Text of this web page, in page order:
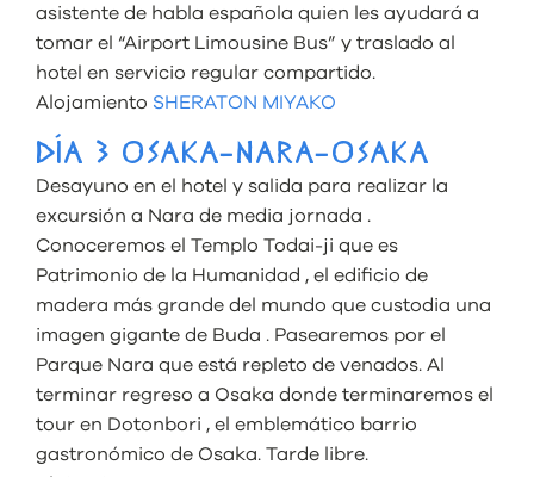
asistente de habla española quien les ayudará a
tomar el “Airport Limousine Bus” y traslado al
hotel en servicio regular compartido.
Alojamiento SHERATON MIYAKO
DÍA 3 OSAKA-NARA-OSAKA
Desayuno en el hotel y salida para realizar la
excursión a Nara de media jornada .
Conoceremos el Templo Todai-ji que es
Patrimonio de la Humanidad , el edificio de
madera más grande del mundo que custodia una
imagen gigante de Buda . Pasearemos por el
Parque Nara que está repleto de venados. Al
terminar regreso a Osaka donde terminaremos el
tour en Dotonbori , el emblemático barrio
gastronómico de Osaka. Tarde libre.